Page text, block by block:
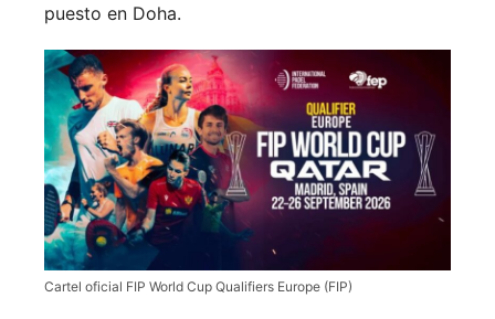
puesto en Doha.
Cartel oficial FIP World Cup Qualifiers Europe (FIP)